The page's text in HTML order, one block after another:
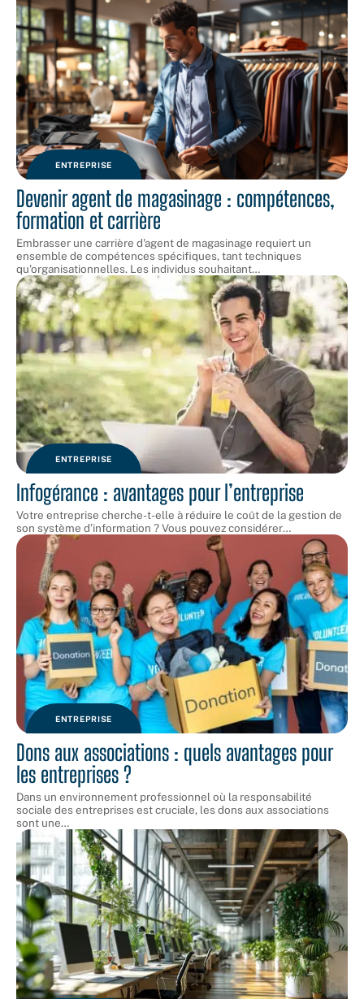
ENTREPRISE
Devenir agent de magasinage : compétences,
formation et carrière
Embrasser une carrière d'agent de magasinage requiert un
ensemble de compétences spécifiques, tant techniques
qu'organisationnelles. Les individus souhaitant…
ENTREPRISE
Infogérance : avantages pour l’entreprise
Votre entreprise cherche-t-elle à réduire le coût de la gestion de
son système d’information ? Vous pouvez considérer…
ENTREPRISE
Dons aux associations : quels avantages pour
les entreprises ?
Dans un environnement professionnel où la responsabilité
sociale des entreprises est cruciale, les dons aux associations
sont une…